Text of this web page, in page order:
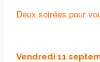
Deux soirées pour
Vendredi 11